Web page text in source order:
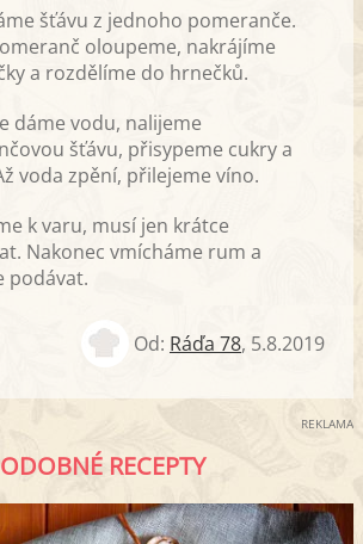
šťávu z jednoho pomeranče.
oloupeme, nakrájíme
a rozdělíme do hrnečků.
dáme vodu, nalijeme
šťávu, přisypeme cukry a
voda zpění, přilejeme víno.
k varu, musí jen krátce
Nakonec vmícháme rum a
podávat.
Od: Ráďa 78, 5.8.2019
REKLAMA
RECEPTY